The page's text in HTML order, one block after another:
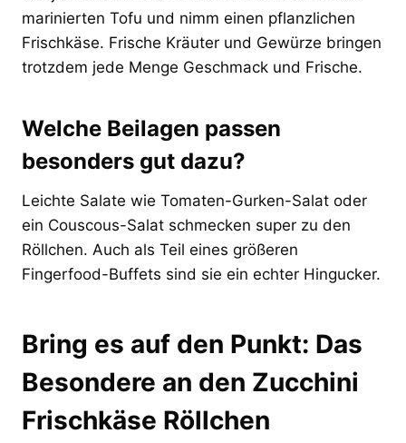
marinierten Tofu und nimm einen pflanzlichen
Frischkäse. Frische Kräuter und Gewürze bringen
trotzdem jede Menge Geschmack und Frische.
Welche Beilagen passen
besonders gut dazu?
Leichte Salate wie Tomaten-Gurken-Salat oder
ein Couscous-Salat schmecken super zu den
Röllchen. Auch als Teil eines größeren
Fingerfood-Buffets sind sie ein echter Hingucker.
Bring es auf den Punkt: Das
Besondere an den Zucchini
Frischkäse Röllchen